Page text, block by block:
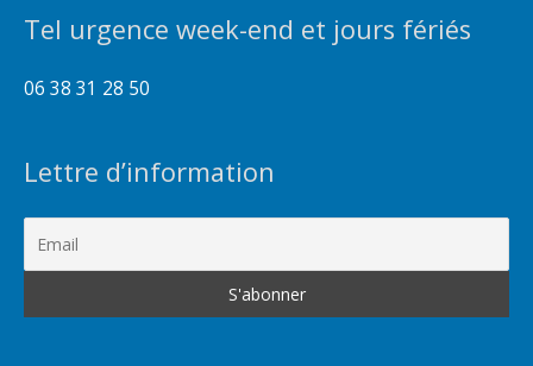
Tel urgence week-end et jours fériés
06 38 31 28 50
Lettre d’information